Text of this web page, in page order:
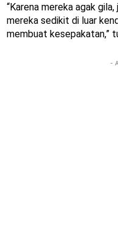
“Karena mereka agak
mereka sedikit di luar
membuat kesepakatan,”
-